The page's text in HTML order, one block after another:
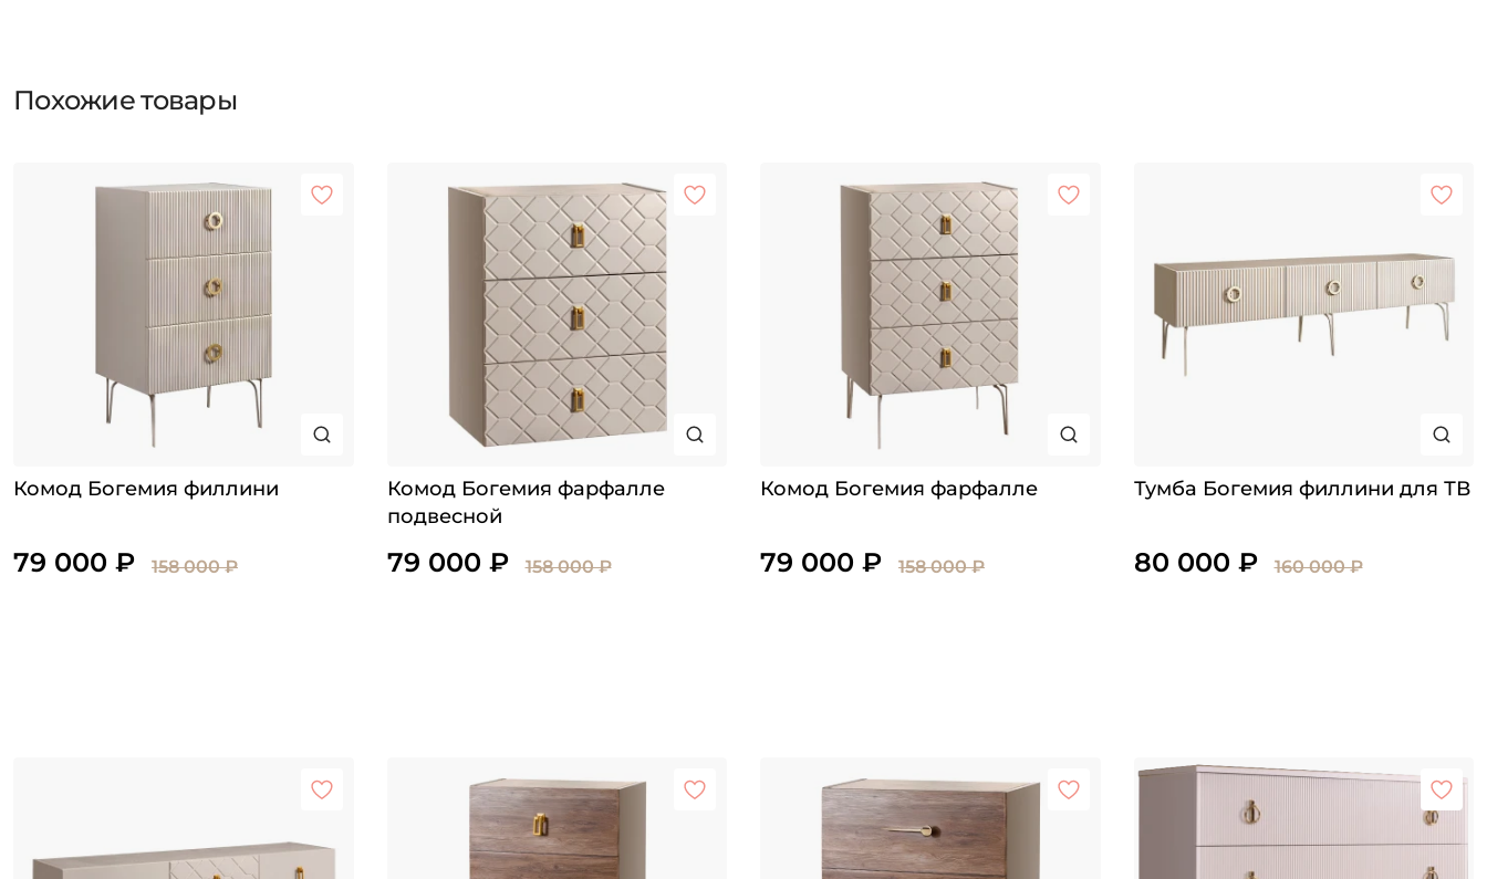
Похожие товары
Комод Богемия филлини
79 000 ₽ 158 000 ₽
Комод Богемия фарфалле
подвесной
79 000 ₽ 158 000 ₽
Комод Богемия фарфалле
79 000 ₽ 158 000 ₽
Тумба Богемия филлини для ТВ
80 000 ₽ 160 000 ₽